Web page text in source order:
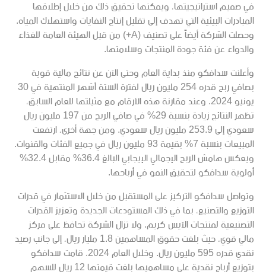
في صميم استراتيجيتها، ويمكنها تحقيق ذلك من خلال إطلاقها
المبادرات البيئية التي تهدف إلى تقليل إنتاج النفايات واستهلاك المياه.
وحصلت الشركة أيضاً على تصنيف (A+) من قبل الهيئة العامة للغذاء
والدواء عن فئة جودة المنتجات وسلامتها.
وأعلنت سدافكو منذ بداية العام وحتى الآن عن نتائج مالية قوية
بصافي ربح قدره 254 مليون ريال لفترة الستة أشهر المنتهية في 30
يونيو 2024. وعند مقارنة هذه الأرقام مع مثيلتها للعام السابق،
تظهر النتائج زيادة بنسبة 29% في صافي الربح من 197 مليون ريال
سعودي إلى 253.9 مليون ريال سعودي. ومن جهة أخرى، ارتفعت
المبيعات بنسبة 7% بقيمة 93 مليون ريال في جميع الفئات والقنوات.
ويعكس هامش الربح الإجمالي الإيجابي البالغ 36.4% مقابل 32.4%
أولوية سدافكو لتحقيق النمو في أرباحها.
وتواصل سدافكو التركيز على المستقبل من خلال الاستثمار في قدرات
التوزيع والتصنيع، بما في ذلك المستودعات الجديدة وتعزيز القدرات
التصنيعية لمنتجات الآيس كريم. ولا تزال الشركة تحافظ على مركز
مالي قوي، حيث بلغت حقوق المساهمين 1.8 مليار ريال، إلى جانب رصيد
نقدي قدره 595 مليون ريال. وخلال العام 2024، قامت سدافكو
بتوزيع أرباح نقدية على مساهميها بلغت قيمتها 12 ريال للسهم